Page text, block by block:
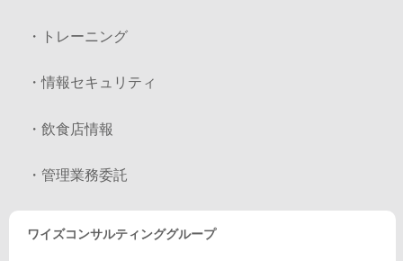
・トレーニング
・情報セキュリティ
・飲食店情報
・管理業務委託
ワイズコンサルティンググループ